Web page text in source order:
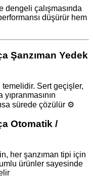
dengeli çalışmasında
düşürür hem
Şanzıman Yedek
Sert geçişler,
sürede çözülür ⚙️
Otomatik /
her şanzıman tipi için
ürünler sayesinde